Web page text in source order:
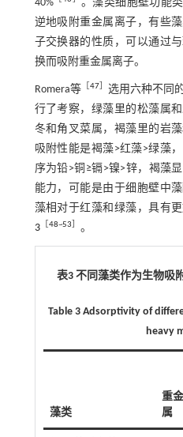
40%
。藻类细胞壁功能
逆地吸附重金属离子，有些
子交换器的性质，可以通过
换而吸附重金属离子。
Romera等［ 47］ 选用六种不同
行了考察，绿藻里的松藻属
冬和角叉菜属，褐藻里的岩
吸附性能是褐藻>红藻>绿藻
序为铅>铜≥镉>镍>锌，褐藻
能力，可能是由于细胞壁中
藻相对于红藻和绿藻，具有
3［ 48~53 。
表3 不同藻类作为生物吸
Table 3 Adsorptivity of
heavy
藻类
重金
属